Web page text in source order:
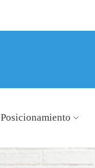
Posicionamiento